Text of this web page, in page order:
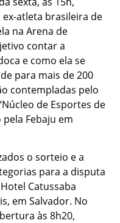
atleta brasileira de
na Arena de
contar a
e como ela se
para mais de 200
contempladas pelo
de Esportes de
Febaju em
o sorteio e a
para a disputa
Catussaba
em Salvador. No
às 8h20,